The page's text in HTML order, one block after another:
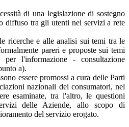
di una legislazione di sostegno
diffuso tra gli utenti nei servizi a rete
ricerche e alle analisi sui temi tra le
pareri e proposte sui temi
l'informazione - consultazione
a).
essere promossi a cura delle Parti
nazionali dei consumatori, nel
esaminate, tra l'altro, le questioni
delle Aziende, allo scopo di
del servizio erogato.